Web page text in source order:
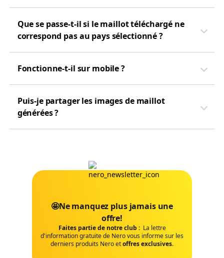
Que se passe-t-il si le maillot téléchargé ne
correspond pas au pays sélectionné ?
Fonctionne-t-il sur mobile ?
Puis-je partager les images de maillot
générées ?
🤩Ne manquez plus jamais une
offre!
Faites partie de notre club : La lettre
d'information gratuite de Nero vous informe sur les
derniers produits Nero etoffres exclusives.